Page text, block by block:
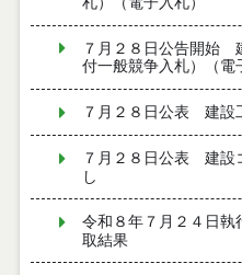
７月２８日公告開始
付一般競争入札）（電
７月２８日公表 建
７月２８日公表 建設
し
令和８年７月２４日
取結果